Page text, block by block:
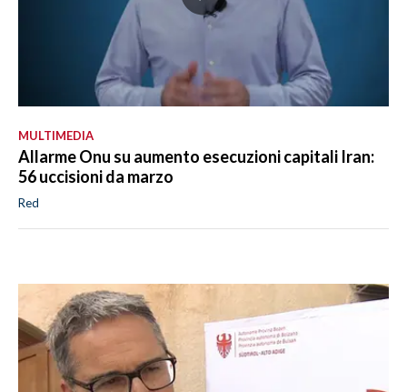
MULTIMEDIA
Allarme Onu su aumento esecuzioni capitali Iran:
56 uccisioni da marzo
Red